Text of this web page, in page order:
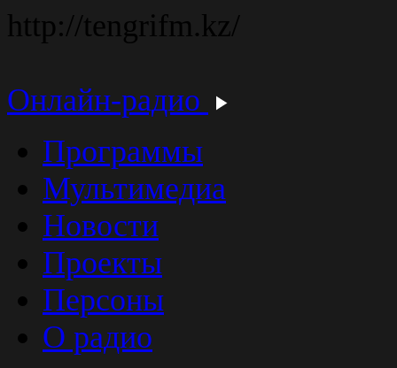
http://tengrifm.kz/
Онлайн-радио
Программы
Мультимедиа
Новости
Проекты
Персоны
О радио